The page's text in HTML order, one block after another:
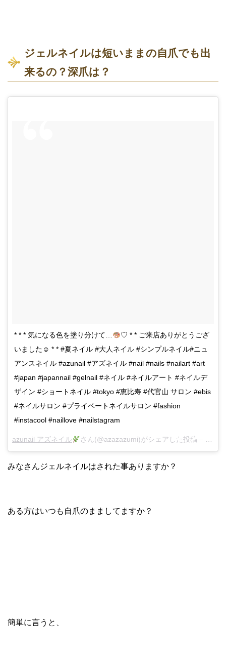
ジェルネイルは短いままの自爪でも出
来るの？深爪は？
* * * 気になる色を塗り分けて…
♡ * * ご来店ありがとうござ
いました☺︎ * * #夏ネイル #大人ネイル #シンプルネイル#ニュ
アンスネイル #azunail #アズネイル #nail #nails #nailart #art
#japan #japannail #gelnail #ネイル #ネイルアート #ネイルデ
ザイン #ショートネイル #tokyo #恵比寿 #代官山 サロン #ebis
#ネイルサロン #プライベートネイルサロン #fashion
#instacool #naillove #nailstagram
azunail アズネイル さん(@azazazumi)がシェアした投稿 – 2018
みなさんジェルネイルはされた事ありますか？
ある方はいつも自爪のまましてますか？
簡単に言うと、